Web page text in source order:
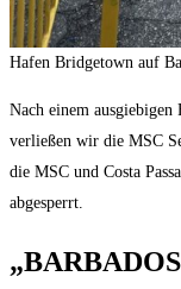
Hafen Bridgetown auf
Nach einem ausgiebigen
verließen wir die MSC
die MSC und Costa
abgesperrt.